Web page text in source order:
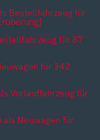
Bestellfahrzeug für
für 87
für 342
Vorlauffahrzeug für
als Neuwagen für